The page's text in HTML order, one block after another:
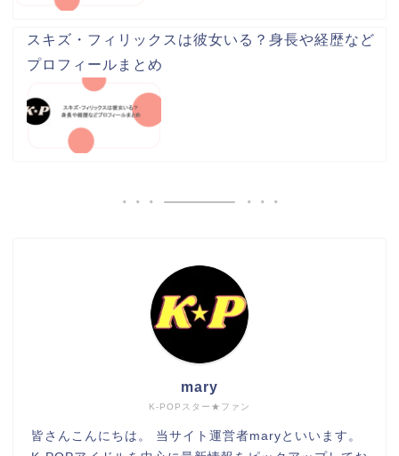
スキズ・フィリックスは彼女いる？身長や経歴など
プロフィールまとめ
K-POPスター★ファン
mary
皆さんこんにちは。 当サイト運営者maryといいます。